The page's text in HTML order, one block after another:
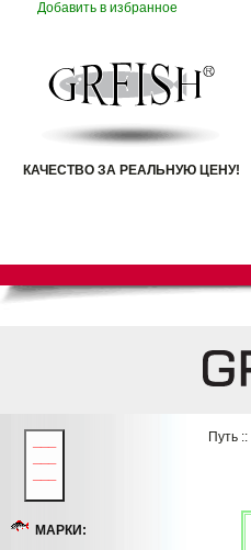
Добавить в избранное
КАЧЕСТВО ЗА РЕАЛЬНУЮ ЦЕНУ!
МАРКИ:
Путь ::